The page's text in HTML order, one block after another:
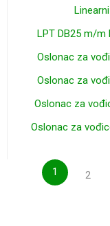
LPT DB25 m/m
Oslonac za
Oslonac za
Oslonac za
Oslonac za
1 2